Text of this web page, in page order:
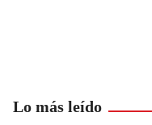
Lo más leído